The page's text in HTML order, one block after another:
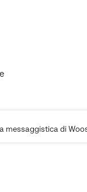
messaggistica di